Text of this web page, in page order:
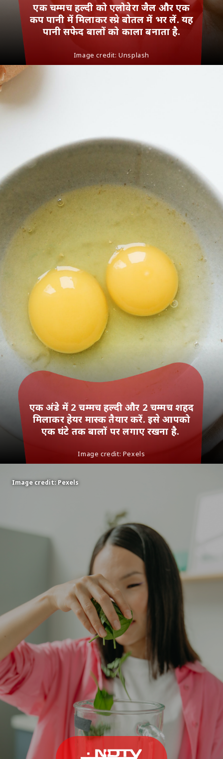
एक चम्मच हल्दी को एलोवेरा जैल और एक
कप पानी में मिलाकर स्प्रे बोतल में भर लें. यह
पानी सफेद बालों को काला बनाता है.
Image credit: Unsplash
एक अंडे में 2 चम्मच हल्दी और 2 चम्मच शहद
मिलाकर हेयर मास्क तैयार करें. इसे आपको
एक घंटे तक बालों पर लगाए रखना है.
Image credit: Pexels
Image credit: Pexels